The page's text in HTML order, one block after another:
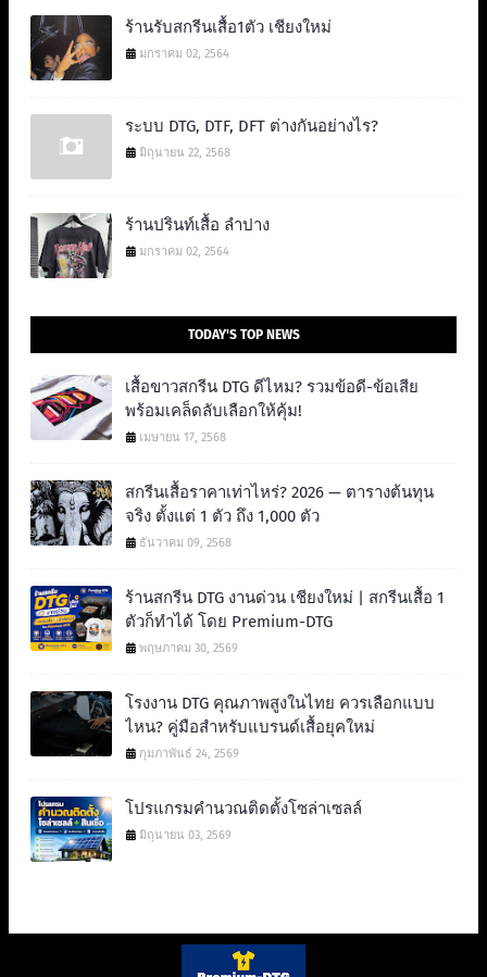
ร้านรับสกรีนเสื้อ1ตัว เชียงใหม่
มกราคม 02, 2564
ระบบ DTG, DTF, DFT ต่างกันอย่างไร?
มิถุนายน 22, 2568
ร้านปรินท์เสื้อ ลำปาง
มกราคม 02, 2564
TODAY'S TOP NEWS
เสื้อขาวสกรีน DTG ดีไหม? รวมข้อดี-ข้อเสีย
พร้อมเคล็ดลับเลือกให้คุ้ม!
เมษายน 17, 2568
สกรีนเสื้อราคาเท่าไหร่? 2026 — ตารางต้นทุน
จริง ตั้งแต่ 1 ตัว ถึง 1,000 ตัว
ธันวาคม 09, 2568
ร้านสกรีน DTG งานด่วน เชียงใหม่ | สกรีนเสื้อ 1
ตัวก็ทำได้ โดย Premium-DTG
พฤษภาคม 30, 2569
โรงงาน DTG คุณภาพสูงในไทย ควรเลือกแบบ
ไหน? คู่มือสำหรับแบรนด์เสื้อยุคใหม่
กุมภาพันธ์ 24, 2569
โปรแกรมคำนวณติดตั้งโซล่าเซลล์
มิถุนายน 03, 2569